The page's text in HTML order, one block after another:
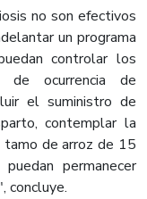
no son efectivos
un programa
controlar los
de ocurrencia de
el suministro de
contemplar la
tamo de arroz de 15
permanecer
concluye.​